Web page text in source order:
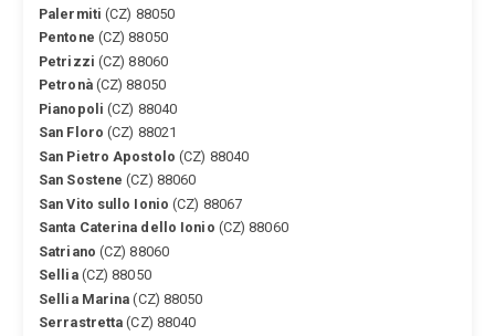
Palermiti (CZ) 88050
Pentone (CZ) 88050
Petrizzi (CZ) 88060
Petronà(CZ) 88050
Pianopoli (CZ) 88040
San Floro (CZ) 88021
San Pietro Apostolo (CZ) 88040
San Sostene (CZ) 88060
San Vito sullo Ionio (CZ) 88067
Santa Caterina dello Ionio (CZ) 88060
Satriano (CZ) 88060
Sellia(CZ) 88050
Sellia Marina (CZ) 88050
Serrastretta (CZ) 88040